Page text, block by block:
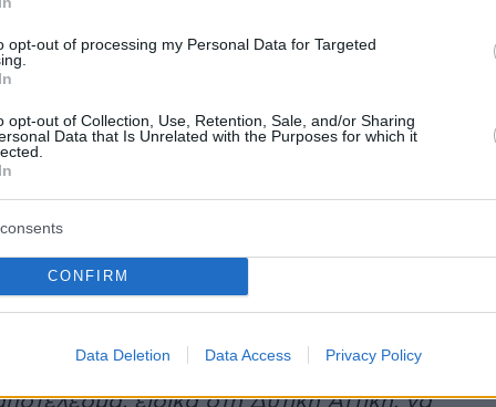
opt-out of processing my Personal Data for Targeted
opt-out of Collection, Use, Retention, Sale, and/or Sharing
Data that Is Unrelated with the Purposes for which it
CONFIRM
Data Deletion Data Access Privacy Policy
τον Προϊστάμενο της Εισαγγελίας
Αθήνας -αφού πλέον δεν έχουμε λάβει τις
σε σωρεία αναφορών και
από τους αξιωματούχους της Ελληνικής
ΝΑ ΔΙΑΤΑΞΕΙ ΚΑΤΕΠΕΙΓΟΥΣΑ ΕΡΕΥΝΑ για
ευθύνονται που:
Τμήματα «λειτουργούν» με το 1/3 της
αστυνομικής δύναμης;
Ασφαλείας δεν έχουν αστυνομική
ειδικά στη Δυτική Αττική, να